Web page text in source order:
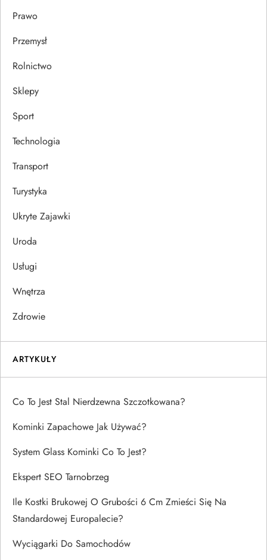
Prawo
Przemysł
Rolnictwo
Sklepy
Sport
Technologia
Transport
Turystyka
Ukryte Zajawki
Uroda
Usługi
Wnętrza
Zdrowie
ARTYKUŁY
Co To Jest Stal Nierdzewna Szczotkowana?
Kominki Zapachowe Jak Używać?
System Glass Kominki Co To Jest?
Ekspert SEO Tarnobrzeg
Ile Kostki Brukowej O Grubości 6 Cm Zmieści Się Na
Standardowej Europalecie?
Wyciągarki Do Samochodów